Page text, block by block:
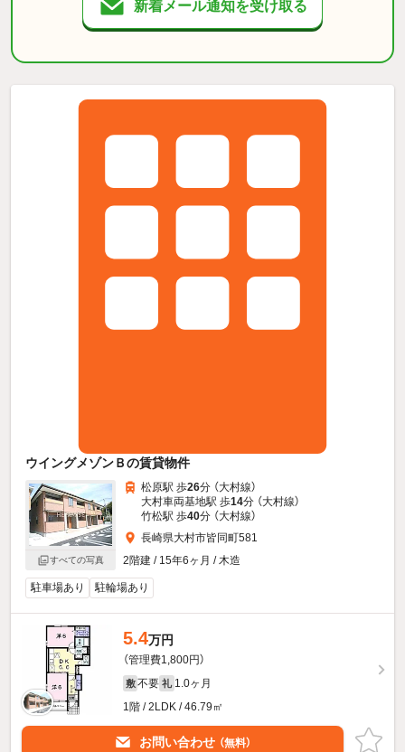
新着メール通知を受け取る
ウイングメゾンＢの賃貸物件
すべての写真
松原駅 歩26分 （大村線）
大村車両基地駅 歩14分 （大村線）
竹松駅 歩40分 （大村線）
長崎県大村市皆同町581
2階建 / 15年6ヶ月 / 木造
駐車場あり 駐輪場あり
5.4万円
（管理費1,800円）
敷 不要 礼 1.0ヶ月
1階 / 2LDK / 46.79㎡
お問い合わせ （無料）